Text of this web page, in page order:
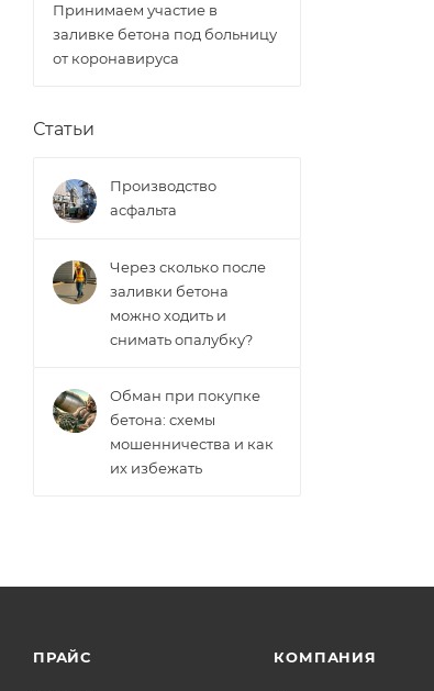
Принимаем участие в
заливке бетона под больницу
от коронавируса
Статьи
Производство
асфальта
Через сколько после
заливки бетона
можно ходить и
снимать опалубку?
Обман при покупке
бетона: схемы
мошенничества и как
их избежать
ПРАЙС КОМПАНИЯ